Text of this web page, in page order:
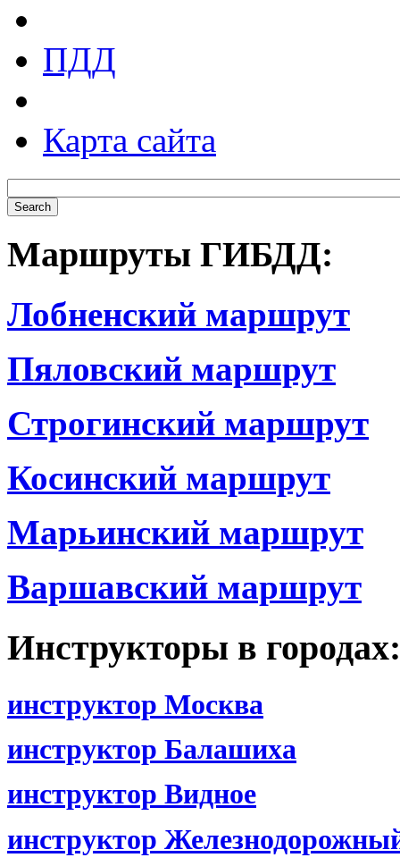
ПДД
Карта сайта
Маршруты ГИБДД:
Лобненский маршрут
Пяловский маршрут
Строгинский маршрут
Косинский маршрут
Марьинский маршрут
Варшавский маршрут
Инструкторы в городах:
инструктор Москва
инструктор Балашиха
инструктор Видное
инструктор